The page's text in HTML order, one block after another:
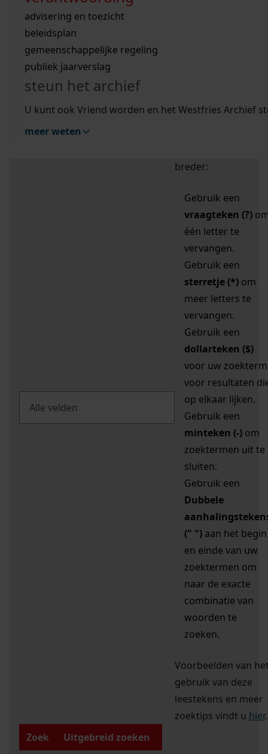
bouwvergunningen
omgevingsvergunningen
vergunningen
beeld en geluid
uitleg nodig?
Wij helpen u op weg met een aantal zoektips.
bekijk alle zoektips
Wij helpen u op weg met een aantal zoektips.
bekijk alle zoektips
bekijk ons geschiedenislokaal
advisering en toezicht
beleidsplan
gemeenschappelijke regeling
publiek jaarverslag
steun het archief
U kunt ook Vriend worden en het Westfries Archief
meer weten
zoektips
Mijn Studiezaal (inloggen)
uw zoekopdracht te
breder:
Gebruik een
vraagteken (?)
één letter te
vervangen.
Gebruik een
sterretje (*) om
meer letters te
vervangen.
Gebruik een
dollarteken ($)
voor uw zoekterm
voor resultaten
op elkaar lijken.
Gebruik een
minteken (-) om
zoektermen uit te
sluiten.
Gebruik een
Dubbele
(" ") aan het begin
en einde van uw
zoektermen om
naar de exacte
combinatie van
woorden te
zoeken.
Voorbeelden van
gebruik van deze
leestekens en meer
zoektips vindt u hier.
Zoek
Uitgebreid zoeken